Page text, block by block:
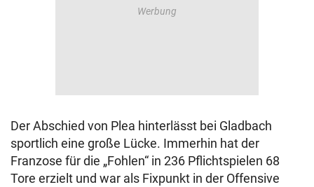
Der Abschied von Plea hinterlässt bei Gladbach
sportlich eine große Lücke. Immerhin hat der
Franzose für die „Fohlen“ in 236 Pflichtspielen 68
Tore erzielt und war als Fixpunkt in der Offensive